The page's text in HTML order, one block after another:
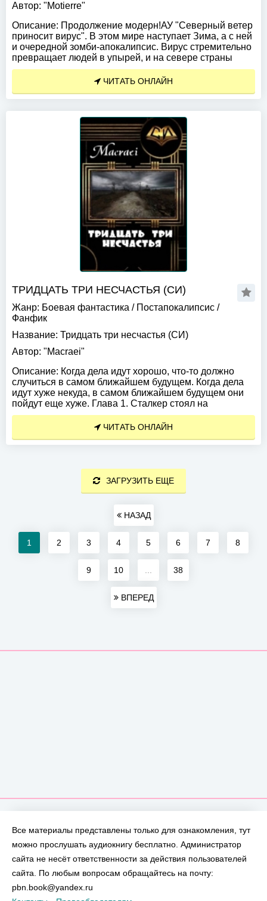
Автор: "Motierre"
Описание: Продолжение модерн!АУ "Северный ветер
приносит вирус". В этом мире наступает Зима, а с ней
и очередной зомби-апокалипсис. Вирус стремительно
превращает людей в упырей, и на севере страны
ЧИТАТЬ ОНЛАЙН
ТРИДЦАТЬ ТРИ НЕСЧАСТЬЯ (СИ)
Жанр: Боевая фантастика / Постапокалипсис /
Фанфик
Название: Тридцать три несчастья (СИ)
Автор: "Macraei"
Описание: Когда дела идут хорошо, что-то должно
случиться в самом ближайшем будущем. Когда дела
идут хуже некуда, в самом ближайшем будущем они
пойдут еще хуже. Глава 1. Сталкер стоял на
ЧИТАТЬ ОНЛАЙН
ЗАГРУЗИТЬ ЕЩЕ
НАЗАД
1 2 3 4 5 6 7 8
9 10 38
ВПЕРЕД
Все материалы представлены только для ознакомления, тут
можно прослушать аудиокнигу бесплатно. Администратор
сайта не несёт ответственности за действия пользователей
сайта. По любым вопросам обращайтесь на почту:
pbn.book@yandex.ru